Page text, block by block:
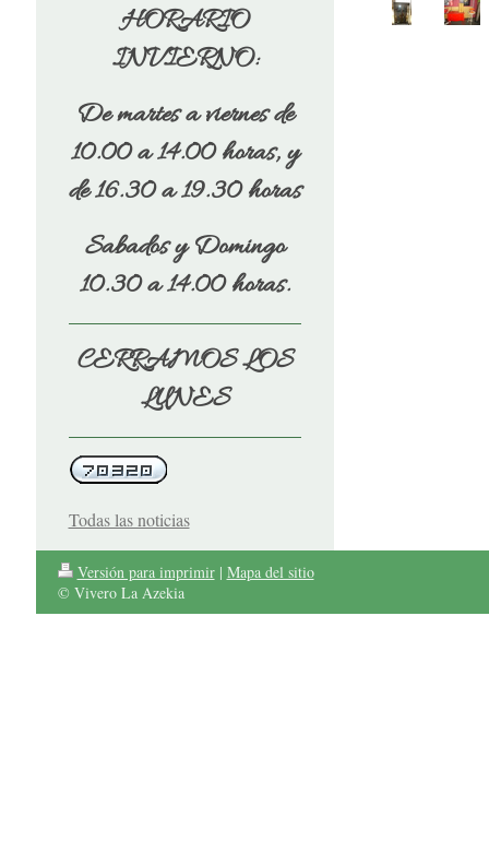
HORARIO
INVIERNO:
De martes a viernes de
10.00 a 14.00 horas, y
de 16.30 a 19.30 horas
Sabados y Domingo
10.30 a 14.00 horas.
CERRAMOS LOS
LUNES
Todas las noticias
Versión para imprimir | Mapa del sitio
© Vivero La Azekia